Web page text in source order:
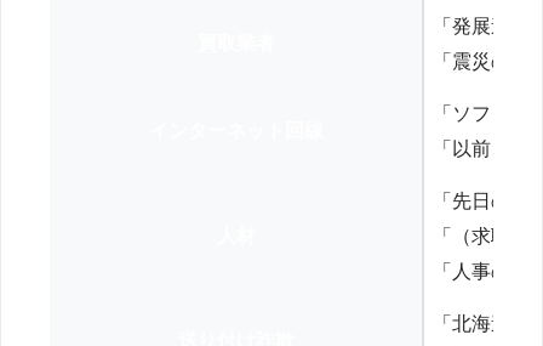
「発展途
「震災の
「ソフト
「以前、
「先日の
「（求職
「人事の方
「北海道